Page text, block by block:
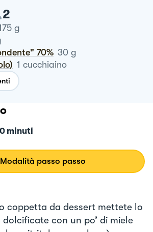
2
g
70% 30 g
1 cucchiaino
minuti
Modalità passo passo
coppetta da dessert mettete lo
con un po’ di miele